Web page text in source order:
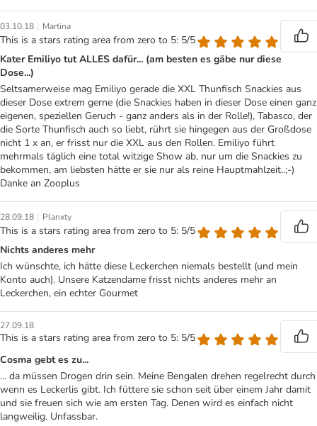
03.10.18 | Martina
This is a stars rating area from zero to 5: 5/5
Kater Emiliyo tut ALLES dafür... (am besten es gäbe nur diese
Dose...)
Seltsamerweise mag Emiliyo gerade die XXL Thunfisch Snackies aus
dieser Dose extrem gerne (die Snackies haben in dieser Dose einen ganz
eigenen, speziellen Geruch - ganz anders als in der Rolle!), Tabasco, der
die Sorte Thunfisch auch so liebt, rührt sie hingegen aus der Großdose
nicht 1 x an, er frisst nur die XXL aus den Rollen. Emiliyo führt
mehrmals täglich eine total witzige Show ab, nur um die Snackies zu
bekommen, am liebsten hätte er sie nur als reine Hauptmahlzeit..;-)
Danke an Zooplus
28.09.18 | Planxty
This is a stars rating area from zero to 5: 5/5
Nichts anderes mehr
Ich wünschte, ich hätte diese Leckerchen niemals bestellt (und mein
Konto auch). Unsere Katzendame frisst nichts anderes mehr an
Leckerchen, ein echter Gourmet
27.09.18
This is a stars rating area from zero to 5: 5/5
Cosma gebt es zu...
... da müssen Drogen drin sein. Meine Bengalen drehen regelrecht durch
wenn es Leckerlis gibt. Ich füttere sie schon seit über einem Jahr damit
und sie freuen sich wie am ersten Tag. Denen wird es einfach nicht
langweilig. Unfassbar.